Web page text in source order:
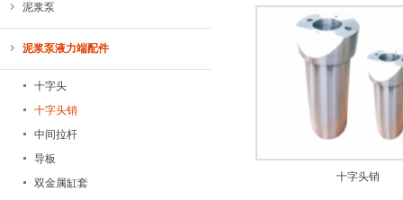
泥浆泵
泥浆泵液力端配件
十字头
十字头销
中间拉杆
导板
双金属缸套
十字头销